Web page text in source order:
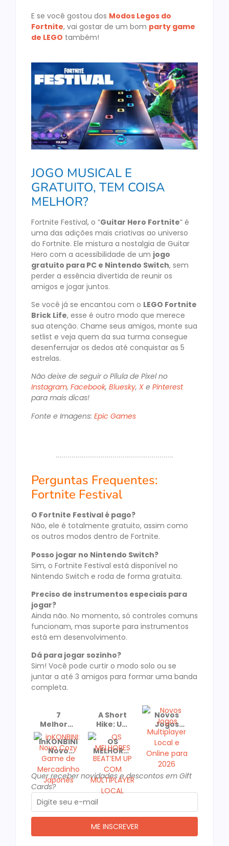
E se você gostou dos Modos Legos do
Fortnite, vai gostar de um bom party game
de LEGO também!
JOGO MUSICAL E
GRATUITO, TEM COISA
MELHOR?
Fortnite Festival, o “Guitar Hero Fortnite” é
uma das adições mais criativas ao universo
do Fortnite. Ele mistura a nostalgia de Guitar
Hero com a acessibilidade de um jogo
gratuito para PC e Nintendo Switch, sem
perder a essência divertida de reunir os
amigos e jogar juntos.
Se você já se encantou com o LEGO Fortnite
Brick Life, esse é outro modo que merece
sua atenção. Chame seus amigos, monte sua
setlist e veja quem da sua turma consegue
desenferrujar os dedos até conquistar as 5
estrelas.
Não deixe de seguir o Pílula de Pixel no
Instagram, Facebook, Bluesky, X e Pinterest
para mais dicas!
Fonte e Imagens: Epic Games
Perguntas Frequentes:
Fortnite Festival
O Fortnite Festival é pago?
Não, ele é totalmente gratuito, assim como
os outros modos dentro de Fortnite.
Posso jogar no Nintendo Switch?
Sim, o Fortnite Festival está disponível no
Nintendo Switch e roda de forma gratuita.
Preciso de instrumentos especiais para
jogar?
Ainda não. No momento, só controles comuns
funcionam, mas suporte para instrumentos
está em desenvolvimento.
Dá para jogar sozinho?
Sim! Você pode curtir o modo solo ou se
juntar a até 3 amigos para formar uma banda
completa.
7
Melhores
Jogos
para
Jogar de
Casal No
dia dos
Namorados
A Short
Hike: Um
Cozy
Game
Recomendado
e
Premiado!
Novos
Jogos
Multiplayer
Local e
Online
para
inKONBINI:
Novo
Cozy
Game de
Mercadinho
Japonês
OS
MELHORES
BEAT’EM
UP COM
MULTIPLAYER
LOCAL
Quer receber novidades e descontos em Gift
Cards?